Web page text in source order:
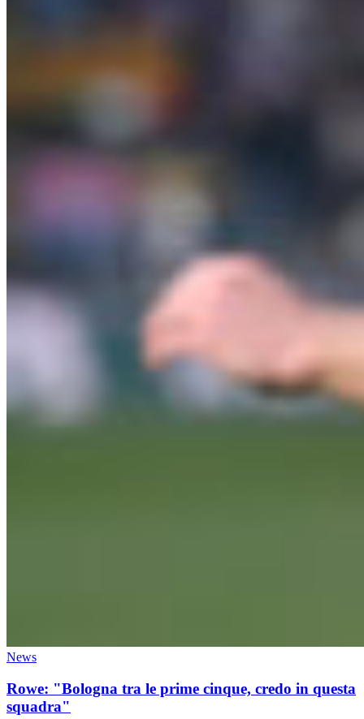
News
Rowe: "Bologna tra le prime cinque, credo in questa
squadra"